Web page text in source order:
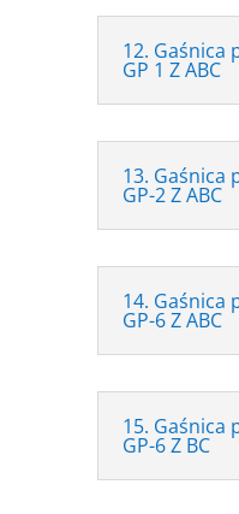
12. Gaśnica
GP 1 Z ABC
13. Gaśnica
GP-2 Z ABC
14. Gaśnica
GP-6 Z ABC
15. Gaśnica
GP-6 Z BC